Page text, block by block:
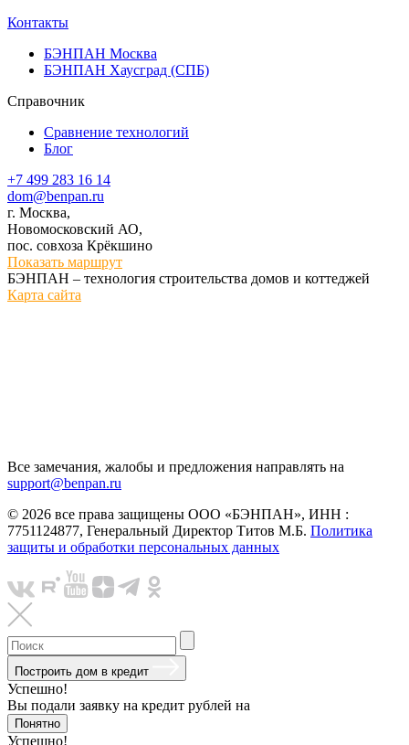
Контакты
БЭНПАН Москва
БЭНПАН Хаусград (СПБ)
Справочник
Сравнение технологий
Блог
+7 499 283 16 14
dom@benpan.ru
г. Москва,
Новомосковский АО,
пос. совхоза Крёкшино
Показать маршрут
БЭНПАН – технология строительства домов и коттеджей
Карта сайта
Все замечания, жалобы и предложения направлять на
support@benpan.ru
© 2026 все права защищены ООО «БЭНПАН», ИНН :
7751124877, Генеральный Директор Титов М.Б. Политика
защиты и обработки персональных данных
Построить дом в кредит
Успешно!
Вы подали заявку на кредит рублей на
Понятно
Успешно!